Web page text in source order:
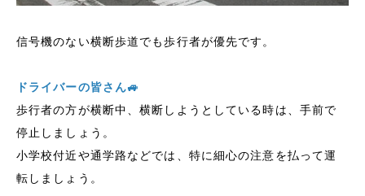
信号機のない横断歩道でも歩行者が優先です。
ドライバーの皆さん🚙
歩行者の方が横断中、横断しようとしている時は、手前で
停止しましょう。
小学校付近や通学路などでは、特に細心の注意を払って運
転しましょう。